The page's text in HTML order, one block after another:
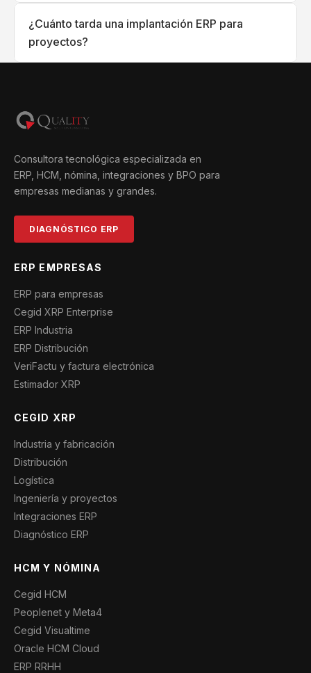
¿Cuánto tarda una implantación ERP para
proyectos?
Consultora tecnológica especializada en
ERP, HCM, nómina, integraciones y BPO para
empresas medianas y grandes.
DIAGNÓSTICO ERP
ERP EMPRESAS
ERP para empresas
Cegid XRP Enterprise
ERP Industria
ERP Distribución
VeriFactu y factura electrónica
Estimador XRP
CEGID XRP
Industria y fabricación
Distribución
Logística
Ingeniería y proyectos
Integraciones ERP
Diagnóstico ERP
HCM Y NÓMINA
Cegid HCM
Peoplenet y Meta4
Cegid Visualtime
Oracle HCM Cloud
ERP RRHH